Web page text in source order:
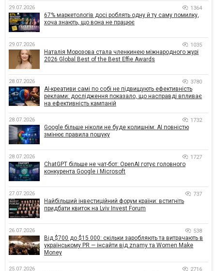
29.07.2026 1364
67% маркетологів досі роблять одну й ту саму помилку,
хоча знають, що вона не працює
29.07.2026 1035
Наталія Морозова стала членкинею міжнародного журі
2026 Global Best of the Best Effie Awards
28.07.2026 3780
AI-креативи самі по собі не підвищують ефективність
реклами: дослідження показало, що насправді впливає
на ефективність кампаній
28.07.2026 1732
Google більше ніколи не буде колишнім: AI повністю
змінює правила пошуку
28.07.2026 1727
ChatGPT більше не чат-бот: OpenAI готує головного
конкурента Google і Microsoft
27.07.2026 737
Найбільший інвестиційний форум країни: встигніть
придбати квиток на Lviv Invest Forum
26.07.2026 538
Від $700 до $15 000: скільки заробляють та витрачають в
українському PR — інсайти від znamy та Women Make
Money
25.07.2026 2716